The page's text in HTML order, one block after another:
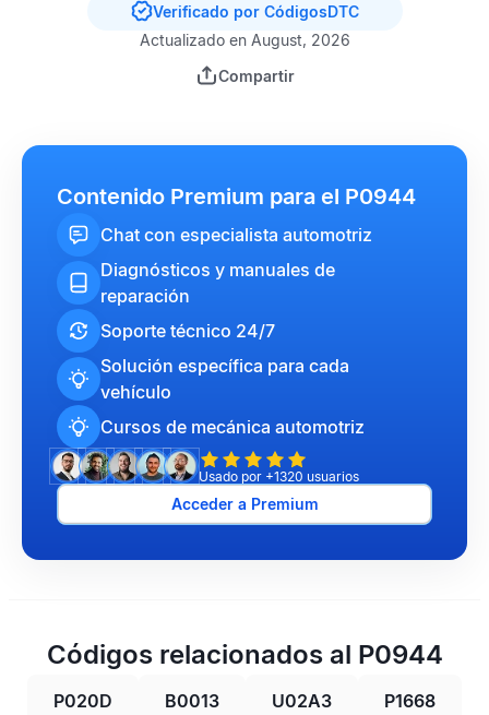
Verificado por CódigosDTC
Actualizado en August, 2026
Compartir
Contenido Premium para el P0944
Chat con especialista automotriz
Diagnósticos y manuales de
reparación
Soporte técnico 24/7
Solución específica para cada
vehículo
Cursos de mecánica automotriz
Usado por +1320 usuarios
Acceder a Premium
Códigos relacionados al P0944
P020D B0013 U02A3 P1668